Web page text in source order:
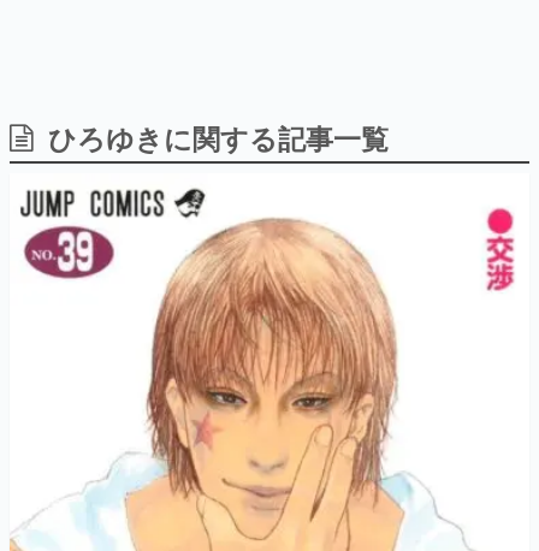
日本のコンテンツ産業やカルチャーに与えた影響を探る企
画です。
日本モバイルゲーム産業史
日本のモバイルゲーム史における主要なトピック・タイト
ルを網羅するほか、開発者へのインタビューや識者による
解説を掲載。約20年の歴史が一望できる決定版！
若ゲのいたり〜ゲームクリエイターの青春〜
『うつヌケ』『ペンと箸』等で知られるマンガ家・田中圭
一先生によるゲーム業界レポートマンガです。
なんでゲームは面白い？
ゲーム開発者・hamatsu氏がゲームの魅力を画面や操作の
具体的な形から解き明かしていく、硬派で骨太な評論連載
です。
ゲームが変えた日本語
「経験値」「裏技」「ラスボス」… ゲームにまつわる言葉
の起源や用法の変遷を、コンピューター文化史研究家・タ
イニーP氏が徹底調査。
ひろゆきに関する記事一覧